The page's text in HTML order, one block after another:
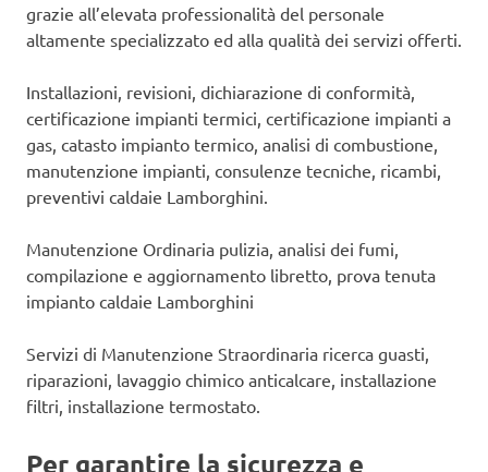
grazie all’elevata professionalità del personale
altamente specializzato ed alla qualità dei servizi offerti.
Installazioni, revisioni, dichiarazione di conformità,
certificazione impianti termici, certificazione impianti a
gas, catasto impianto termico, analisi di combustione,
manutenzione impianti, consulenze tecniche, ricambi,
preventivi caldaie Lamborghini.
Manutenzione Ordinaria pulizia, analisi dei fumi,
compilazione e aggiornamento libretto, prova tenuta
impianto caldaie Lamborghini
Servizi di Manutenzione Straordinaria ricerca guasti,
riparazioni, lavaggio chimico anticalcare, installazione
filtri, installazione termostato.
Per garantire la sicurezza e